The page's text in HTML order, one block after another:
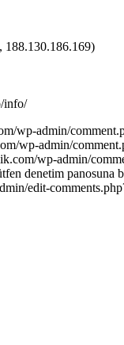
188.130.186.169)
info/
wp-admin/
wp-admin/
wp-admin/
denetim panosuna
edit-